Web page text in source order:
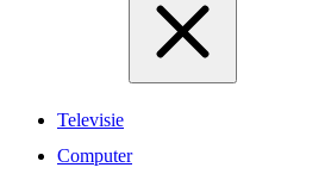
Televisie
Computer